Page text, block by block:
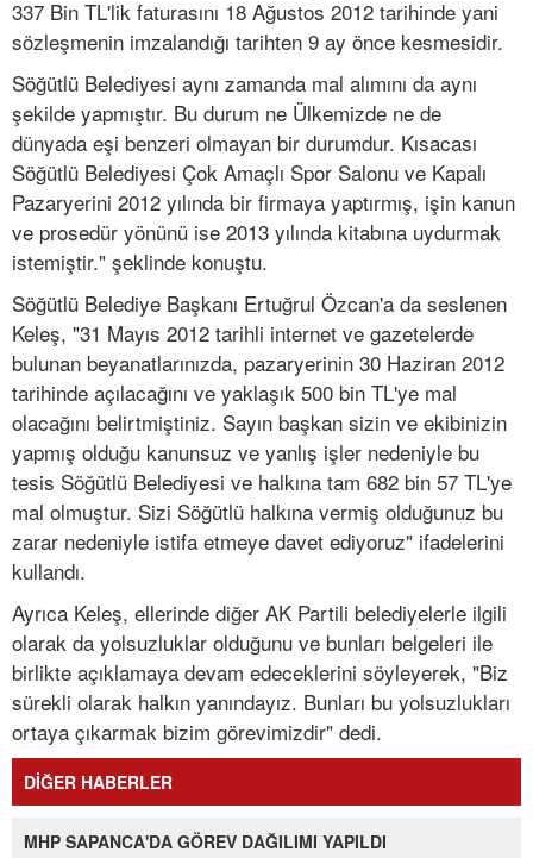
337 Bin TL'lik faturasını 18 Ağustos 2012 tarihinde yani
sözleşmenin imzalandığı tarihten 9 ay önce kesmesidir.
Söğütlü Belediyesi aynı zamanda mal alımını da aynı
şekilde yapmıştır. Bu durum ne Ülkemizde ne de
dünyada eşi benzeri olmayan bir durumdur. Kısacası
Söğütlü Belediyesi Çok Amaçlı Spor Salonu ve Kapalı
Pazaryerini 2012 yılında bir firmaya yaptırmış, işin kanun
ve prosedür yönünü ise 2013 yılında kitabına uydurmak
istemiştir." şeklinde konuştu.
Söğütlü Belediye Başkanı Ertuğrul Özcan'a da seslenen
Keleş, "31 Mayıs 2012 tarihli internet ve gazetelerde
bulunan beyanatlarınızda, pazaryerinin 30 Haziran 2012
tarihinde açılacağını ve yaklaşık 500 bin TL'ye mal
olacağını belirtmiştiniz. Sayın başkan sizin ve ekibinizin
yapmış olduğu kanunsuz ve yanlış işler nedeniyle bu
tesis Söğütlü Belediyesi ve halkına tam 682 bin 57 TL'ye
mal olmuştur. Sizi Söğütlü halkına vermiş olduğunuz bu
zarar nedeniyle istifa etmeye davet ediyoruz" ifadelerini
kullandı.
Ayrıca Keleş, ellerinde diğer AK Partili belediyelerle ilgili
olarak da yolsuzluklar olduğunu ve bunları belgeleri ile
birlikte açıklamaya devam edeceklerini söyleyerek, "Biz
sürekli olarak halkın yanındayız. Bunları bu yolsuzlukları
ortaya çıkarmak bizim görevimizdir" dedi.
DİĞER HABERLER
MHP SAPANCA'DA GÖREV DAĞILIMI YAPILDI